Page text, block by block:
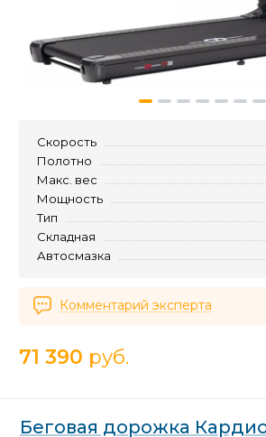
Скорость
Полотно
Макс. вес
Мощность
Тип
Складная
Автосмазка
Комментарий эксперта
71 390 руб.
Беговая дорожка